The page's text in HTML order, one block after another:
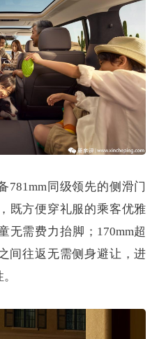
781mm同级领先的侧滑门
既方便穿礼服的乘客优雅
无需费力抬脚；170mm超
间往返无需侧身避让，进